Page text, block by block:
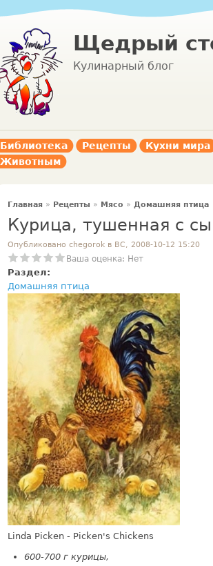
Щедрый
Кулинарный блог
Библиотека Рецепты Кухни мира
Животным
Главная » Рецепты » Мясо » Домашняя птица
Курица, тушенная с
Опубликовано chegorok в ВС, 2008-10-12 15:20
Ваша оценка: Нет
Раздел:
Домашняя птица
Linda Picken - Picken's Chickens
600-700 г курицы,